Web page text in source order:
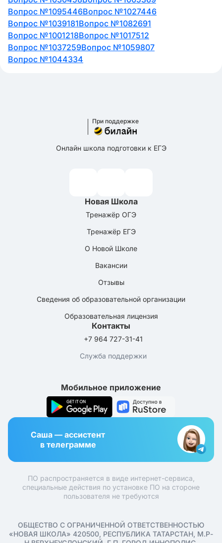
Вопрос №1095446Вопрос №1027446
Вопрос №1039181Вопрос №1082691
Вопрос №1001218Вопрос №1017512
Вопрос №1037259Вопрос №1059807
Вопрос №1044334
При поддержке
Онлайн школа подготовки к ЕГЭ
Новая Школа
Тренажёр ОГЭ
Тренажёр ЕГЭ
О Новой Школе
Вакансии
Отзывы
Сведения об образовательной организации
Образовательная лицензия
Контакты
+7 964 727-31-41
Служба поддержки
Мобильное приложение
Саша — ассистент
в телеграмме
ПО распространяется в виде интернет-сервиса,
специальные действия по установке ПО на стороне
пользователя не требуются
ОБЩЕСТВО С ОГРАНИЧЕННОЙ ОТВЕТСТВЕННОСТЬЮ
«НОВАЯ ШКОЛА» 420500, РЕСПУБЛИКА ТАТАРСТАН, М.Р-